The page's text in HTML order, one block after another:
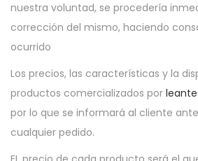
nuestra voluntad, se procedería
corrección del mismo, haciendo
ocurrido
Los precios, las características y la
productos comercializados por
por lo que se informará al cliente
cualquier pedido.